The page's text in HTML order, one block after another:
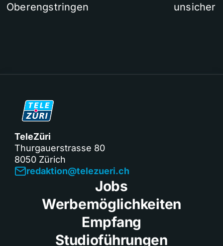
Oberengstringen
unsicher
TeleZüri
Thurgauerstrasse 80
8050 Zürich
redaktion@telezueri.ch
Jobs
Werbemöglichkeiten
Empfang
Studioführungen